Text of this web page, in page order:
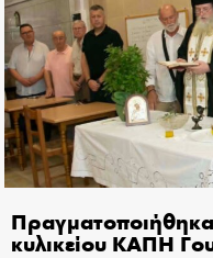
κυλικείου ΚΑΠΗ